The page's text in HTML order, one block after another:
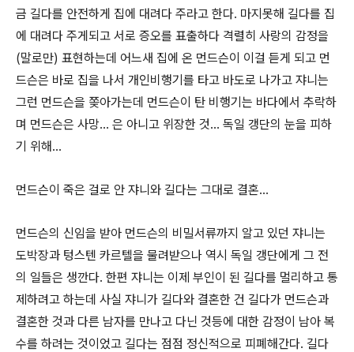
금 길다를 안전하게 집에 대려다 주라고 한다. 마지못해 길다를 집
에 대려다 주게되고 서로 증오를 표출하다 격렬히 사랑의 감정을
(말로만) 표현하는데 어느새 집에 온 먼드슨이 이걸 듣게 되고 먼
드슨은 바로 집을 나서 개인비행기를 타고 바도로 나가고 쟈니는
그런 먼드슨을 쫒아가는데 먼드슨이 탄 비행기는 바다에서 추락하
며 먼드슨은 사망... 은 아니고 위장한 것... 독일 갱단의 눈을 피하
기 위해...
먼드슨이 죽은 걸로 안 쟈니와 길다는 그대로 결혼...
먼드슨의 신임을 받아 먼드슨의 비밀서류까지 알고 있던 쟈니는
도박장과 텅스텐 카르텔을 물려받으나 역시 독일 갱단에게 그 전
의 일들은 생깐다. 한편 쟈니는 이제 부인이 된 길다를 멀리하고 통
제하려고 하는데 사실 쟈니가 길다와 결혼한 건 길다가 먼드슨과
결혼한 것과 다른 남자를 만나고 다닌 것등에 대한 감정이 남아 복
수를 하려는 것이었고 길다는 점점 정신적으로 피폐해간다. 길다